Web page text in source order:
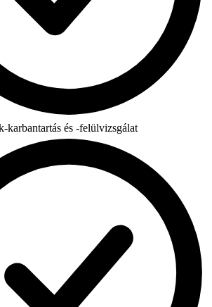
karbantartás és -felülvizsgálat